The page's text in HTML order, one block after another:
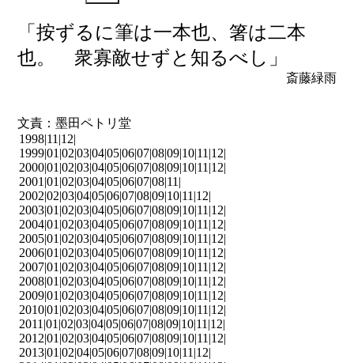
「按ずるに筆は一本也、箸は二本
也。 衆寡敵せずと知るべし」
斎藤緑雨
文責：墨田ペトリ堂
1998|11|12|
1999|01|02|03|04|05|06|07|08|09|10|11|12|
2000|01|02|03|04|05|06|07|08|09|10|11|12|
2001|01|02|03|04|05|06|07|08|11|
2002|02|03|04|05|06|07|08|09|10|11|12|
2003|01|02|03|04|05|06|07|08|09|10|11|12|
2004|01|02|03|04|05|06|07|08|09|10|11|12|
2005|01|02|03|04|05|06|07|08|09|10|11|12|
2006|01|02|03|04|05|06|07|08|09|10|11|12|
2007|01|02|03|04|05|06|07|08|09|10|11|12|
2008|01|02|03|04|05|06|07|08|09|10|11|12|
2009|01|02|03|04|05|06|07|08|09|10|11|12|
2010|01|02|03|04|05|06|07|08|09|10|11|12|
2011|01|02|03|04|05|06|07|08|09|10|11|12|
2012|01|02|03|04|05|06|07|08|09|10|11|12|
2013|01|02|04|05|06|07|08|09|10|11|12|